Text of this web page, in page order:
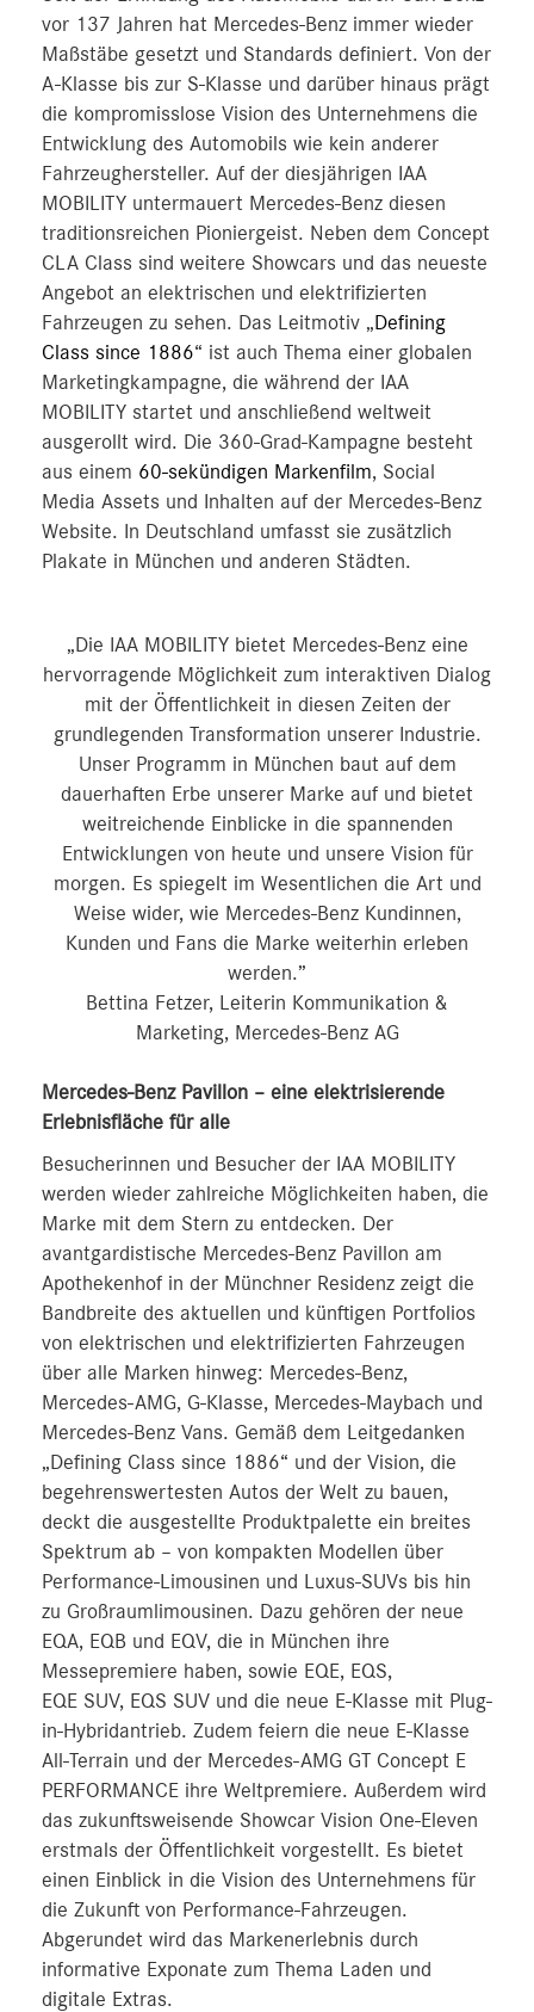
vor 137 Jahren hat Mercedes-Benz immer wieder
Maßstäbe gesetzt und Standards definiert. Von der
A-Klasse bis zur S-Klasse und darüber hinaus prägt
die kompromisslose Vision des Unternehmens die
Entwicklung des Automobils wie kein anderer
Fahrzeughersteller. Auf der diesjährigen IAA
MOBILITY untermauert Mercedes-Benz diesen
traditionsreichen Pioniergeist. Neben dem Concept
CLA Class sind weitere Showcars und das neueste
Angebot an elektrischen und elektrifizierten
Fahrzeugen zu sehen. Das Leitmotiv „Defining
Class since 1886“ ist auch Thema einer globalen
Marketingkampagne, die während der IAA
MOBILITY startet und anschließend weltweit
ausgerollt wird. Die 360-Grad-Kampagne besteht
aus einem 60-sekündigen Markenfilm, Social
Media Assets und Inhalten auf der Mercedes-Benz
Website. In Deutschland umfasst sie zusätzlich
Plakate in München und anderen Städten.
„Die IAA MOBILITY bietet Mercedes-Benz eine
hervorragende Möglichkeit zum interaktiven Dialog
mit der Öffentlichkeit in diesen Zeiten der
grundlegenden Transformation unserer Industrie.
Unser Programm in München baut auf dem
dauerhaften Erbe unserer Marke auf und bietet
weitreichende Einblicke in die spannenden
Entwicklungen von heute und unsere Vision für
morgen. Es spiegelt im Wesentlichen die Art und
Weise wider, wie Mercedes-Benz Kundinnen,
Kunden und Fans die Marke weiterhin erleben
werden.”
Bettina Fetzer, Leiterin Kommunikation &
Marketing, Mercedes-Benz AG
Mercedes-Benz Pavillon – eine elektrisierende
Erlebnisfläche für alle
Besucherinnen und Besucher der IAA MOBILITY
werden wieder zahlreiche Möglichkeiten haben, die
Marke mit dem Stern zu entdecken. Der
avantgardistische Mercedes-Benz Pavillon am
Apothekenhof in der Münchner Residenz zeigt die
Bandbreite des aktuellen und künftigen Portfolios
von elektrischen und elektrifizierten Fahrzeugen
über alle Marken hinweg: Mercedes-Benz,
Mercedes-AMG, G-Klasse, Mercedes-Maybach und
Mercedes-Benz Vans. Gemäß dem Leitgedanken
„Defining Class since 1886“ und der Vision, die
begehrenswertesten Autos der Welt zu bauen,
deckt die ausgestellte Produktpalette ein breites
Spektrum ab – von kompakten Modellen über
Performance-Limousinen und Luxus-SUVs bis hin
zu Großraumlimousinen. Dazu gehören der neue
EQA, EQB und EQV, die in München ihre
Messepremiere haben, sowie EQE, EQS,
EQE SUV, EQS SUV und die neue E-Klasse mit Plug-
in-Hybridantrieb. Zudem feiern die neue E-Klasse
All-Terrain und der Mercedes-AMG GT Concept E
PERFORMANCE ihre Weltpremiere. Außerdem wird
das zukunftsweisende Showcar Vision One-Eleven
erstmals der Öffentlichkeit vorgestellt. Es bietet
einen Einblick in die Vision des Unternehmens für
die Zukunft von Performance-Fahrzeugen.
Abgerundet wird das Markenerlebnis durch
informative Exponate zum Thema Laden und
digitale Extras.